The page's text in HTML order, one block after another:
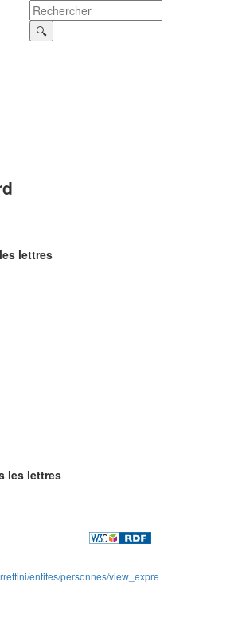
lettres
les lettres
entites/personnes/view_expre